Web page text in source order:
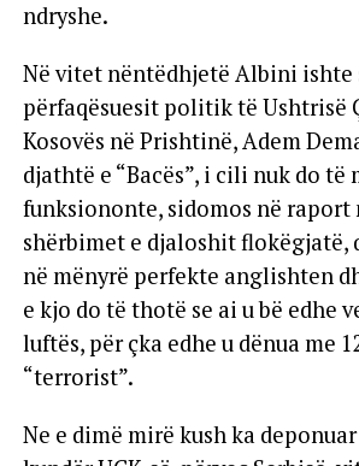
ndryshe.
Në vitet nëntëdhjetë Albini ishte
përfaqësuesit politik të Ushtrisë
Kosovës në Prishtinë, Adem
djathtë e “Bacës”, i cili nuk do të
funksiononte, sidomos në raport
shërbimet e djaloshit flokëgjatë,
në mënyrë perfekte anglishten
e kjo do të thotë se ai u bë edhe
luftës, për çka edhe u dënua me
“terrorist”.
Ne e dimë mirë kush ka